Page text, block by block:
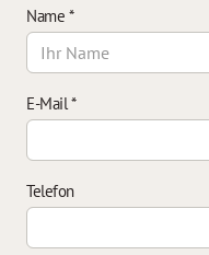
Name *
E-Mail*
Telefon